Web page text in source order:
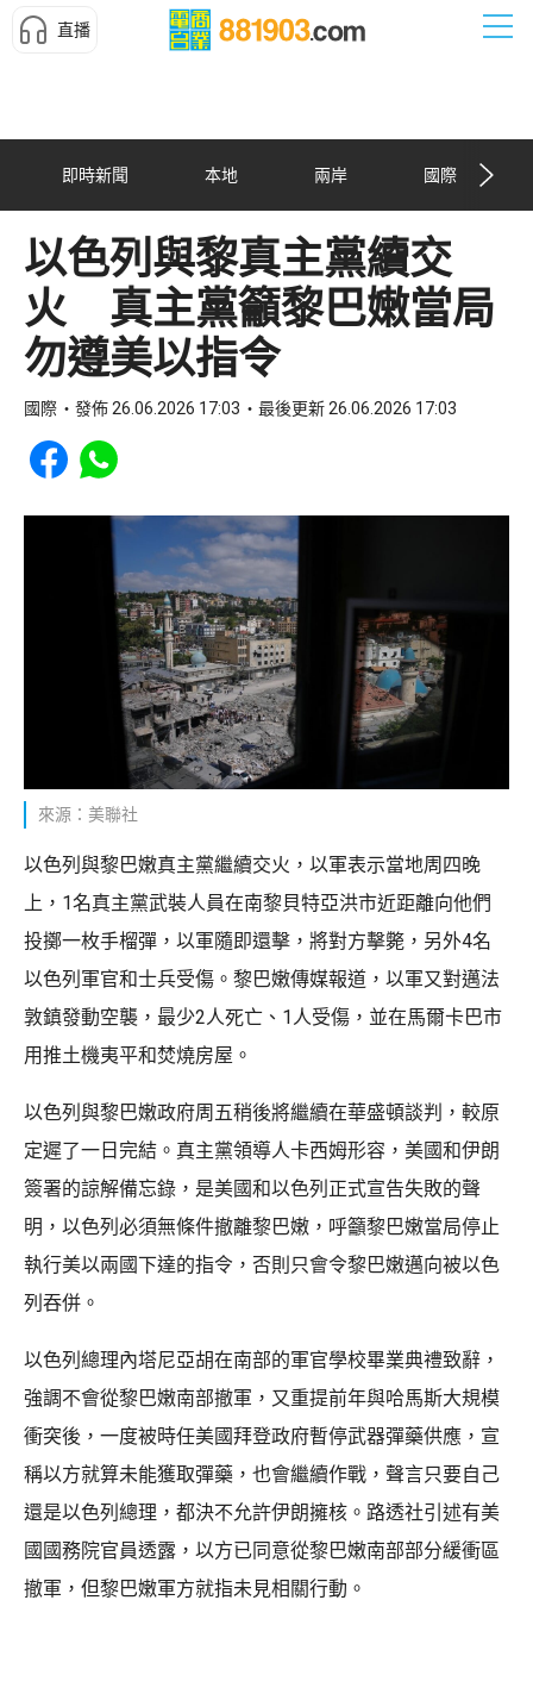
直播
即時新聞 本地 兩岸 國際
以色列與黎真主黨續交
火 真主黨籲黎巴嫩當局
勿遵美以指令
國際 發佈 26.06.2026 17:03 最後更新 26.06.2026 17:03
Share to Facebook
Share to WhatsApp
來源：美聯社
以色列與黎巴嫩真主黨繼續交火，以軍表示當地周四晚
上，1名真主黨武裝人員在南黎貝特亞洪市近距離向他們
投擲一枚手榴彈，以軍隨即還擊，將對方擊斃，另外4名
以色列軍官和士兵受傷。黎巴嫩傳媒報道，以軍又對邁法
敦鎮發動空襲，最少2人死亡、1人受傷，並在馬爾卡巴市
用推土機夷平和焚燒房屋。
以色列與黎巴嫩政府周五稍後將繼續在華盛頓談判，較原
定遲了一日完結。真主黨領導人卡西姆形容，美國和伊朗
簽署的諒解備忘錄，是美國和以色列正式宣告失敗的聲
明，以色列必須無條件撤離黎巴嫩，呼籲黎巴嫩當局停止
執行美以兩國下達的指令，否則只會令黎巴嫩邁向被以色
列吞併。
以色列總理內塔尼亞胡在南部的軍官學校畢業典禮致辭，
強調不會從黎巴嫩南部撤軍，又重提前年與哈馬斯大規模
衝突後，一度被時任美國拜登政府暫停武器彈藥供應，宣
稱以方就算未能獲取彈藥，也會繼續作戰，聲言只要自己
還是以色列總理，都決不允許伊朗擁核。路透社引述有美
國國務院官員透露，以方已同意從黎巴嫩南部部分緩衝區
撤軍，但黎巴嫩軍方就指未見相關行動。